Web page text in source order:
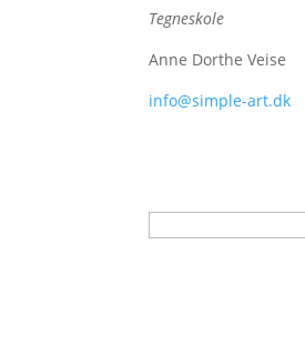
Tegneskole
Anne Dorthe Veise
info@simple-art.dk